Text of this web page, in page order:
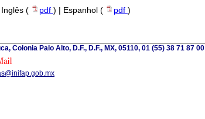
Inglês ( pdf ) | Espanhol ( pdf )
Colonia Palo Alto, D.F., D.F., MX, 05110, 01 (55) 38 71 87 00